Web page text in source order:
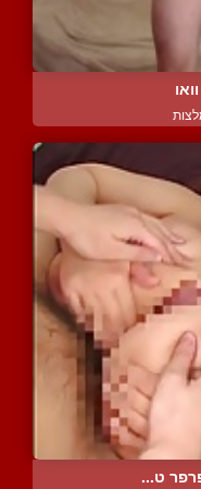
ט...